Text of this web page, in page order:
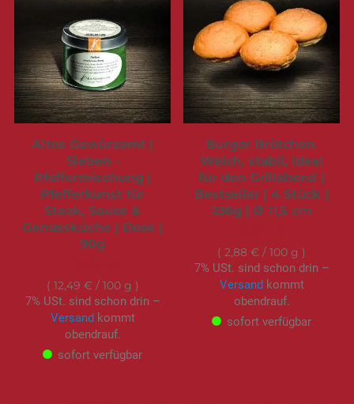
Altes Gewürzamt |
Sieben -
Pfeffermischung |
Pfefferkunst für
Steak, Sauce &
Genussküche | Dose |
90g
12,49 €/ 100 g
7% USt. sind schon drin –
Versandkommt
obendrauf.
sofort verfügbar
Burger Brötchen.
Weich, stabil, ideal
für den Grillabend |
Bestseller | 4 Stück |
236g | Ø 11,5 cm
2,88 € / 100 g
7% USt. sind schon drin –
Versandkommt
obendrauf.
sofort verfügbar